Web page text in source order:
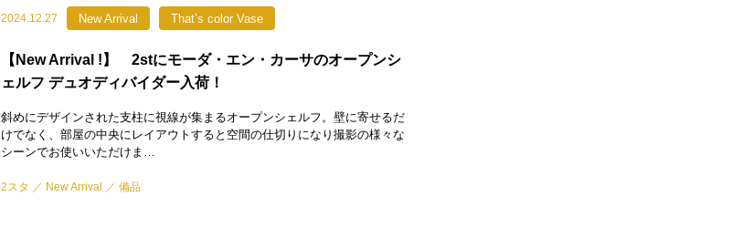
2024.12.27 New Arrival That’s color Vase
【New Arrival !】 2stにモーダ・エン・カーサのオープンシ
ェルフ デュオディバイダー入荷！
斜めにデザインされた支柱に視線が集まるオープンシェルフ。壁に寄せるだ
けでなく、部屋の中央にレイアウトすると空間の仕切りになり撮影の様々な
シーンでお使いいただけま…
2スタ New Arrival 備品